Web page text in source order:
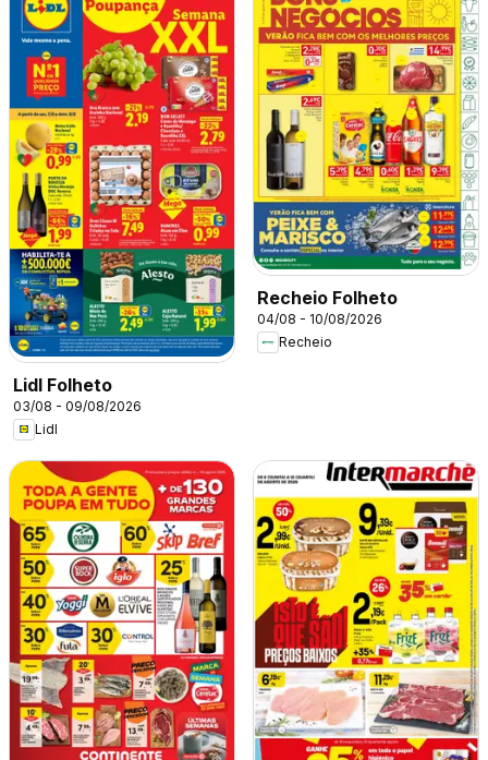
Lidl Folheto
03/08 - 09/08/2026
Lidl
Recheio Folheto
04/08 - 10/08/2026
Recheio